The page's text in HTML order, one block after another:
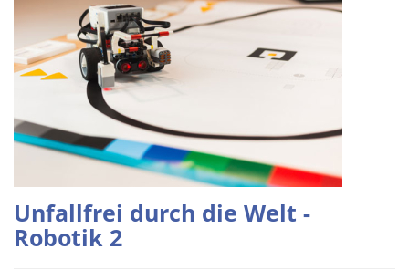
Unfallfrei durch die Welt -
Robotik 2